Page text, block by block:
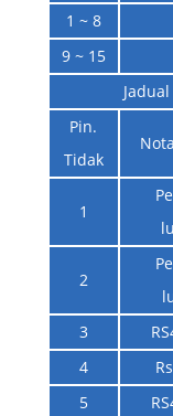
1 ~ 8
9 ~ 15
Pin.
Tidak
1
2
3
4
5